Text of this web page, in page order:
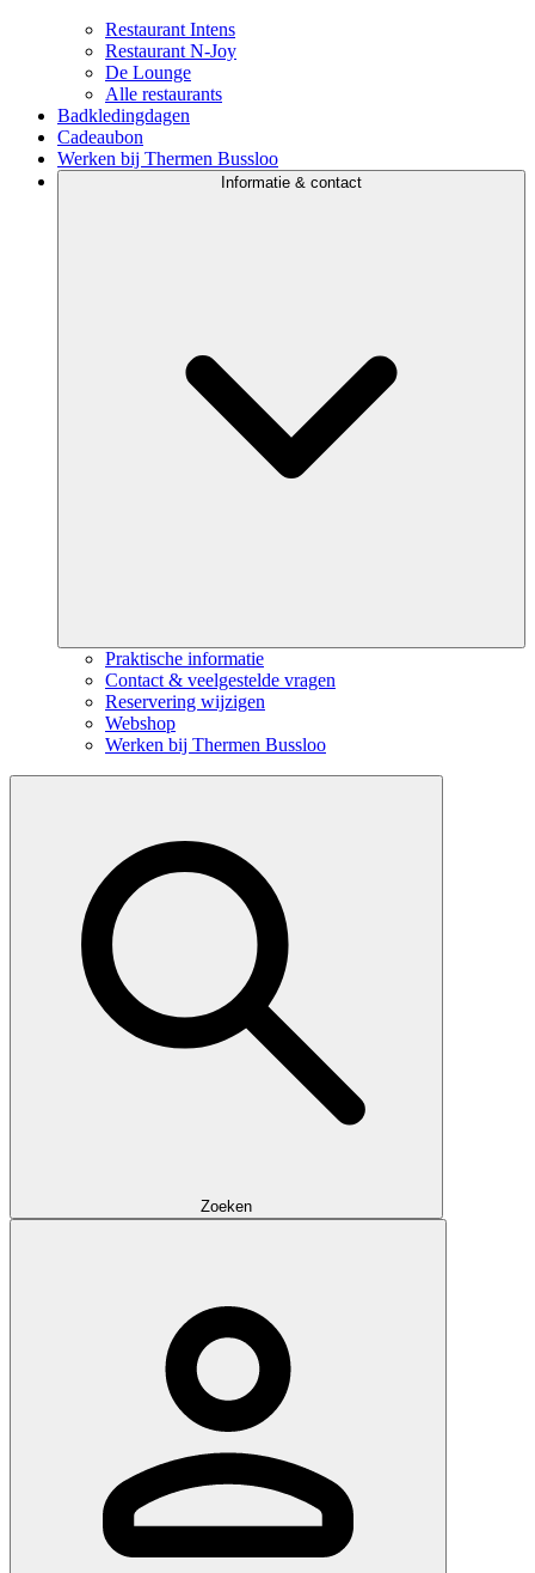
Restaurant Intens
Restaurant N-Joy
De Lounge
Alle restaurants
Badkledingdagen
Cadeaubon
Werken bij Thermen Bussloo
Informatie & contact
Praktische informatie
Contact & veelgestelde vragen
Reservering wijzigen
Webshop
Werken bij Thermen Bussloo
Zoeken